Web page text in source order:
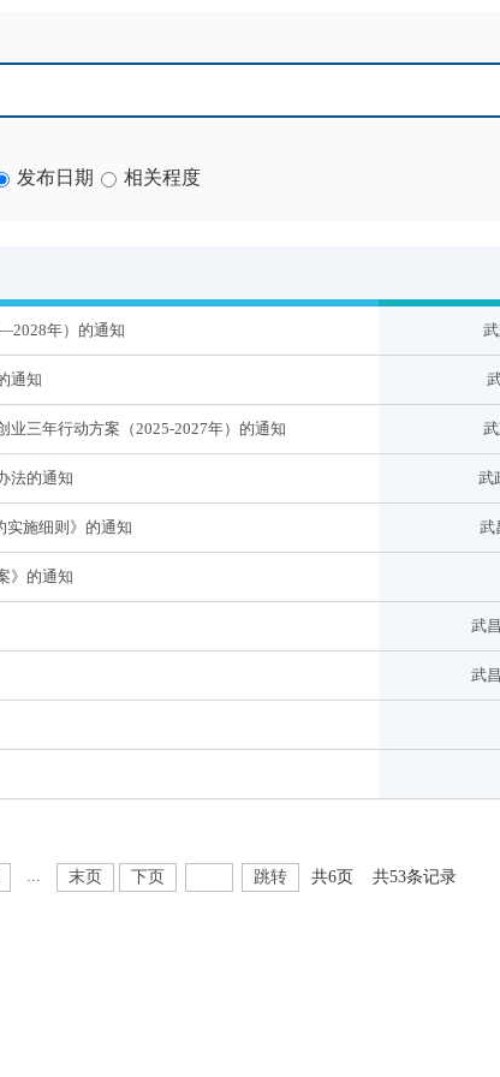
发布日期 相关程度
年）的通知
通知
三年行动方案（2025-2027年）的通知
法的通知 武
施细则》的通知 武
》的通知
武
武
... 末页 下页 跳转 共6页 共53条记录